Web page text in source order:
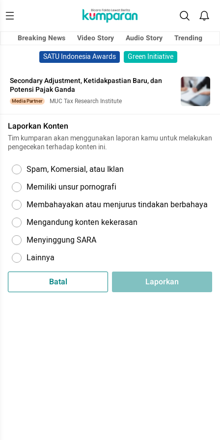
Breaking News Video Story Audio Story
Trending
SATU Indonesia Awards
Green Initiative
Secondary Adjustment, Ketidakpastian Baru, dan
Potensi Pajak Ganda
Media Partner MUC Tax Research Institute
Laporkan Konten
Tim kumparan akan menggunakan laporan kamu untuk melakukan
pengecekan terhadap konten ini.
Spam, Komersial, atau Iklan
Memiliki unsur pornografi
Membahayakan atau menjurus tindakan berbahaya
Mengandung konten kekerasan
Menyinggung SARA
Lainnya
Batal Laporkan